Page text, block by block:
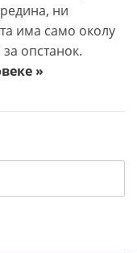
ни
има само околу
опстанок.
»